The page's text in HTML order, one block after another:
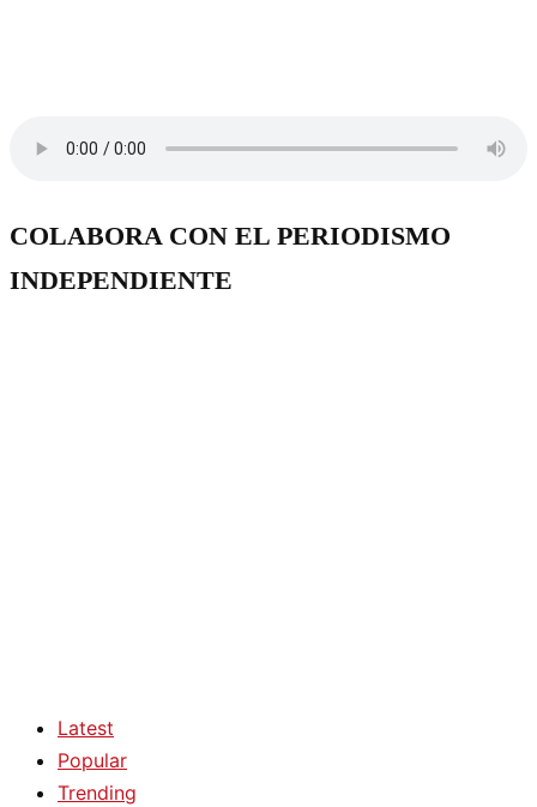
COLABORA CON EL PERIODISMO
INDEPENDIENTE
Latest
Popular
Trending